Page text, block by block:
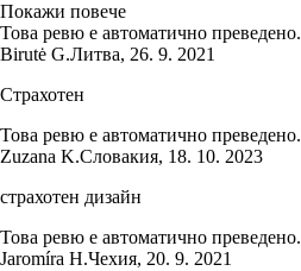
Покажи повече
Това ревю е автоматично преведено.
Birutė G.Литва, 26. 9. 2021
Страхотен
Това ревю е автоматично преведено.
Zuzana K.Словакия, 18. 10. 2023
страхотен дизайн
Това ревю е автоматично преведено.
Jaromíra H.Чехия, 20. 9. 2021